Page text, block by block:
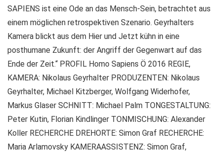
SAPIENS ist eine Ode an das Mensch-Sein, betrachtet aus
einem möglichen retrospektiven Szenario. Geyrhalters
Kamera blickt aus dem Hier und Jetzt kühn in eine
posthumane Zukunft: der Angriff der Gegenwart auf das
Ende der Zeit.“ PROFIL Homo Sapiens Ö 2016 REGIE,
KAMERA: Nikolaus Geyrhalter PRODUZENTEN: Nikolaus
Geyrhalter, Michael Kitzberger, Wolfgang Widerhofer,
Markus Glaser SCHNITT: Michael Palm TONGESTALTUNG:
Peter Kutin, Florian Kindlinger TONMISCHUNG: Alexander
Koller RECHERCHE DREHORTE: Simon Graf RECHERCHE:
Maria Arlamovsky KAMERAASSISTENZ: Simon Graf,